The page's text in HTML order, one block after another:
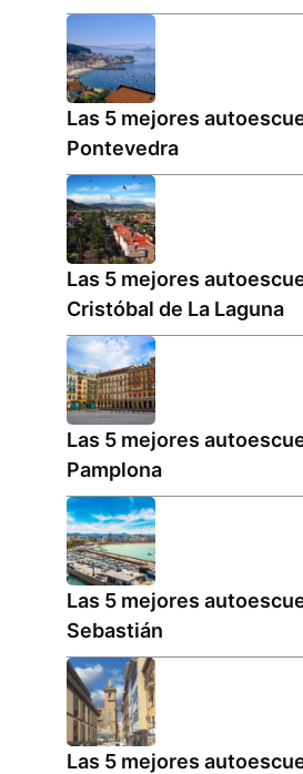
Las 5 mejores
Pontevedra
Las 5 mejores
Cristóbal de La Laguna
Las 5 mejores
Pamplona
Las 5 mejores
Sebastián
Las 5 mejores